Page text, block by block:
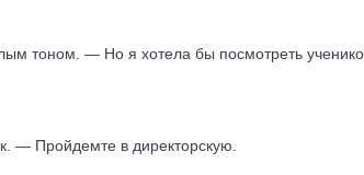
тоном. — Но я хотела бы посмотреть
— Пройдемте в директорскую.